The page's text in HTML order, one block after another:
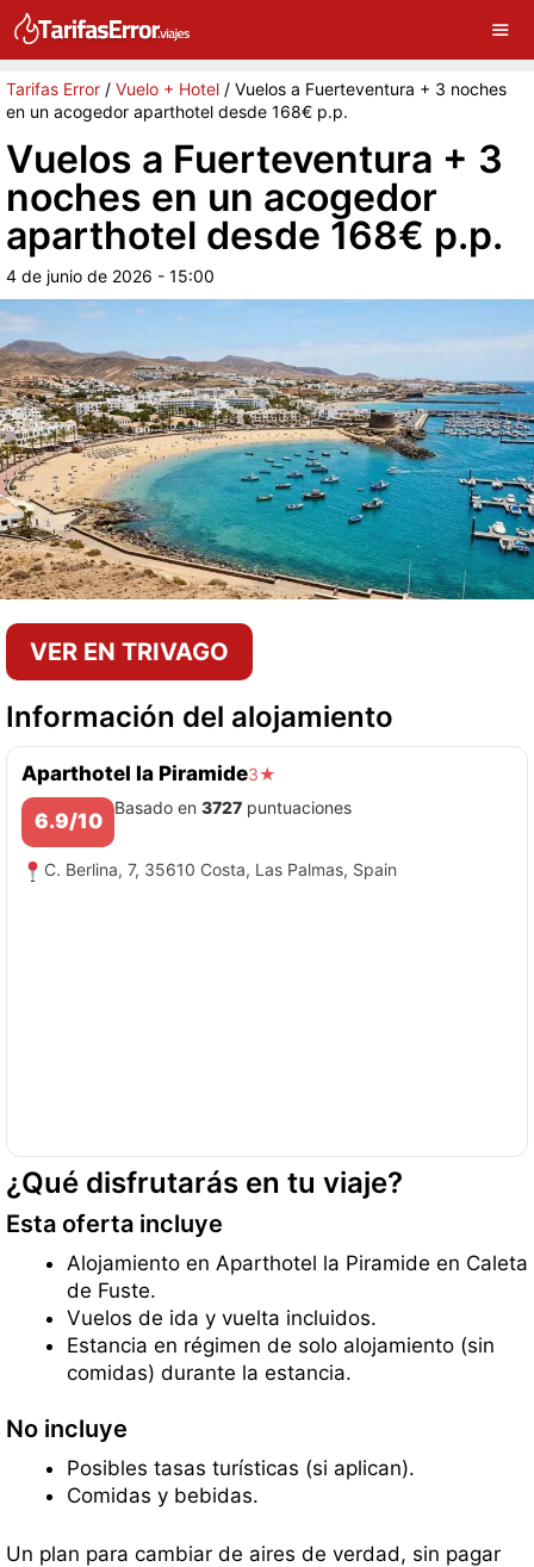
Tarifas Error / Vuelo + Hotel / Vuelos a Fuerteventura + 3 noches
en un acogedor aparthotel desde 168€ p.p.
Vuelos a Fuerteventura + 3
noches en un acogedor
aparthotel desde 168€ p.p.
4 de junio de 2026 - 15:00
VER EN TRIVAGO
Información del alojamiento
Aparthotel la Piramide3★
6.9/10
Basado en 3727 puntuaciones
C. Berlina, 7, 35610 Costa, Las Palmas, Spain
¿Qué disfrutarás en tu viaje?
Esta oferta incluye
Alojamiento en Aparthotel la Piramide en Caleta
de Fuste.
Vuelos de ida y vuelta incluidos.
Estancia en régimen de solo alojamiento (sin
comidas) durante la estancia.
No incluye
Posibles tasas turísticas (si aplican).
Comidas y bebidas.
Un plan para cambiar de aires de verdad, sin pagar
G Sigue a Tarifas Error en Google ×